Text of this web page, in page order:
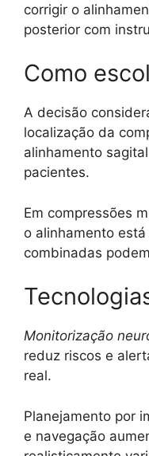
corrigir o
posterior com
Como
A decisão
localização da
alinhamento
pacientes.
Em compressões
o alinhamento
combinadas
Monitorização
reduz riscos e
real.
Planejamento por
e navegação